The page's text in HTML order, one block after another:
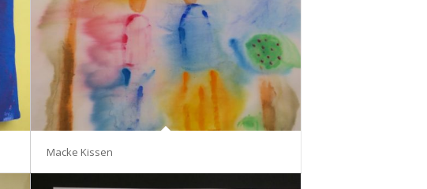
Macke Kissen